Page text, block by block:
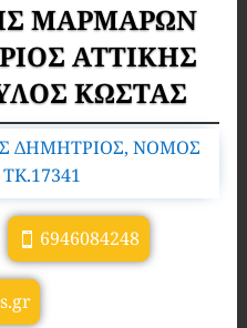
ΜΑΡΜΑΡΩΝ
ΑΤΤΙΚΗΣ
ΚΩΣΤΑΣ
ΔΗΜΗΤΡΙΟΣ, ΝΟΜΟΣ
6946084248